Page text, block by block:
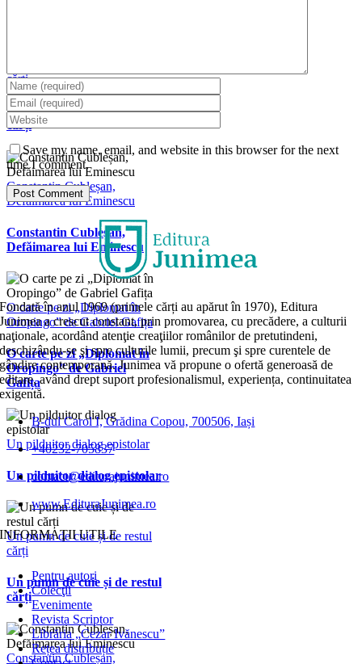
cărți
Un pumn de cuie și de restul
cărți
Constantin Cubleșan,
Defăimarea lui Eminescu
Constantin Cubleșan,
Defăimarea lui Eminescu
O carte pe zi „Diplomat în
Oropingo” de Gabriel Gafița
O carte pe zi „Diplomat în
Oropingo” de Gabriel
Gafița
Un pilduitor dialog epistolar
Un pilduitor dialog epistolar
Un pumn de cuie și de restul
cărți
Un pumn de cuie și de restul
cărți
Constantin Cubleșan,
Save my name, email, and website in this browser for the next
time I comment.
Fondată în anul 1969 (primele cărți au apărut în 1970), Editura
Junimea a crescut constant, prin promovarea, cu precădere, a culturii
naţionale, acordând atenţie creaţiilor românilor de pretutindeni,
deschizându-se şi spre culturile lumii, precum şi spre curentele de
gândire contemporană. Junimea vă propune o ofertă generoasă de
editare, având drept suport profesionalismul, experiența, continuitatea
exigentă.
B-dul Carol I, Grădina Copou, 700506, Iași
+40232-705837
contact@editurajunimea.ro
www.EdituraJunimea.ro
INFORMAŢII UTILE
Pentru autori
Colecţii
Evenimente
Revista Scriptor
Librăria „Cezar Ivănescu”
Rețea distribuție